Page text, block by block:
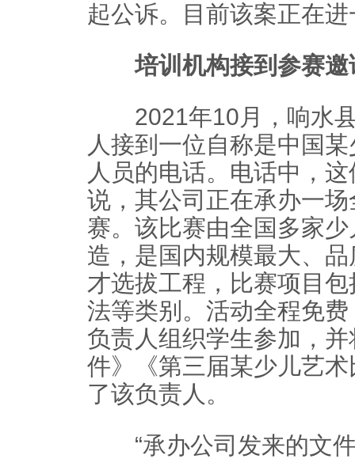
起公诉。目前该案正在
培训机构接到参赛邀
2021年10月，响水县
人接到一位自称是中国
人员的电话。电话中，
说，其公司正在承办一
赛。该比赛由全国多家
造，是国内规模最大、
才选拔工程，比赛项目
法等类别。活动全程免
负责人组织学生参加，
件》《第三届某少儿艺
了该负责人。
“承办公司发来的文件